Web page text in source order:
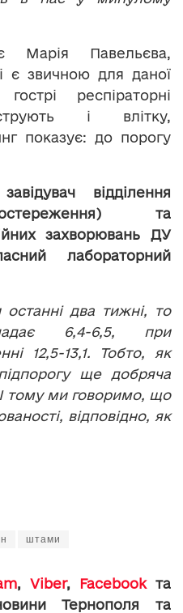
Марія Павельєва,
є звичною для даної
респіраторні
і влітку,
показує: до порогу
відділення
та
захворювань ДУ
лабораторний
останні два тижні, то
6,4-6,5, при
12,5-13,1. Тобто, як
ще добряча
тому ми говоримо, що
відповідно, як
штами
, Viber, Facebookта
Тернополя та